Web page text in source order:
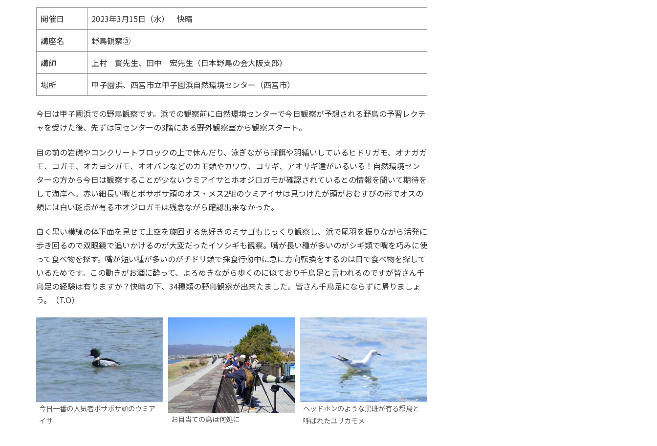
開催日
2023年3月15日（水） 快晴
講座名
野鳥観察③
講師
上村 賢先生、田中 宏先生（日本野鳥の会大阪支部）
場所
甲子園浜、西宮市立甲子園浜自然環境センター（西宮市）
今日は甲子園浜での野鳥観察です。浜での観察前に自然環境センターで今日観察が予想される野鳥の予習レクチ
ャを受けた後、先ずは同センターの3階にある野外観察室から観察スタート。
目の前の岩礁やコンクリートブロックの上で休んだり、泳ぎながら採餌や羽繕いしているヒドリガモ、オナガガ
モ、コガモ、オカヨシガモ、オオバンなどのカモ類やカワウ、コサギ、アオサギ達がいるいる！自然環境セン
ターの方から今日は観察することが少ないウミアイサとホオジロガモが確認されているとの情報を聞いて期待を
して海岸へ。赤い細長い嘴とボサボサ頭のオス・メス2組のウミアイサは見つけたが頭がおむすびの形でオスの
頬には白い斑点が有るホオジロガモは残念ながら確認出来なかった。
白く黒い横線の体下面を見せて上空を旋回する魚好きのミサゴもじっくり観察し、浜で尾羽を振りながら活発に
歩き回るので双眼鏡で追いかけるのが大変だったイソシギも観察。嘴が長い種が多いのがシギ類で嘴を巧みに使
って食べ物を探す。嘴が短い種が多いのがチドリ類で採食行動中に急に方向転換をするのは目で食べ物を探して
いるためです。この動きがお酒に酔って、よろめきながら歩くのに似ており千鳥足と言われるのですが皆さん千
鳥足の経験は有りますか？快晴の下、34種類の野鳥観察が出来たました。皆さん千鳥足にならずに帰りましょ
う。（T.O）
今日一番の人気者ボサボサ頭のウミア
イサ
お目当ての鳥は何処に
ヘッドホンのような黒班が有る都鳥と
呼ばれたユリカモメ